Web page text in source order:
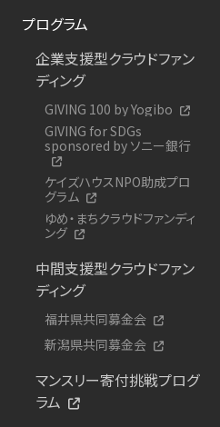
プログラム
企業支援型クラウドファン
ディング
GIVING 100 by Yogibo
GIVING for SDGs
sponsored by ソニー銀行
ケイズハウスNPO助成プロ
グラム
ゆめ・まちクラウドファンディ
ング
中間支援型クラウドファン
ディング
福井県共同募金会
新潟県共同募金会
マンスリー寄付挑戦プログ
ラム